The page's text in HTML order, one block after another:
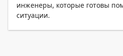
инженеры, которые готовы
ситуации.